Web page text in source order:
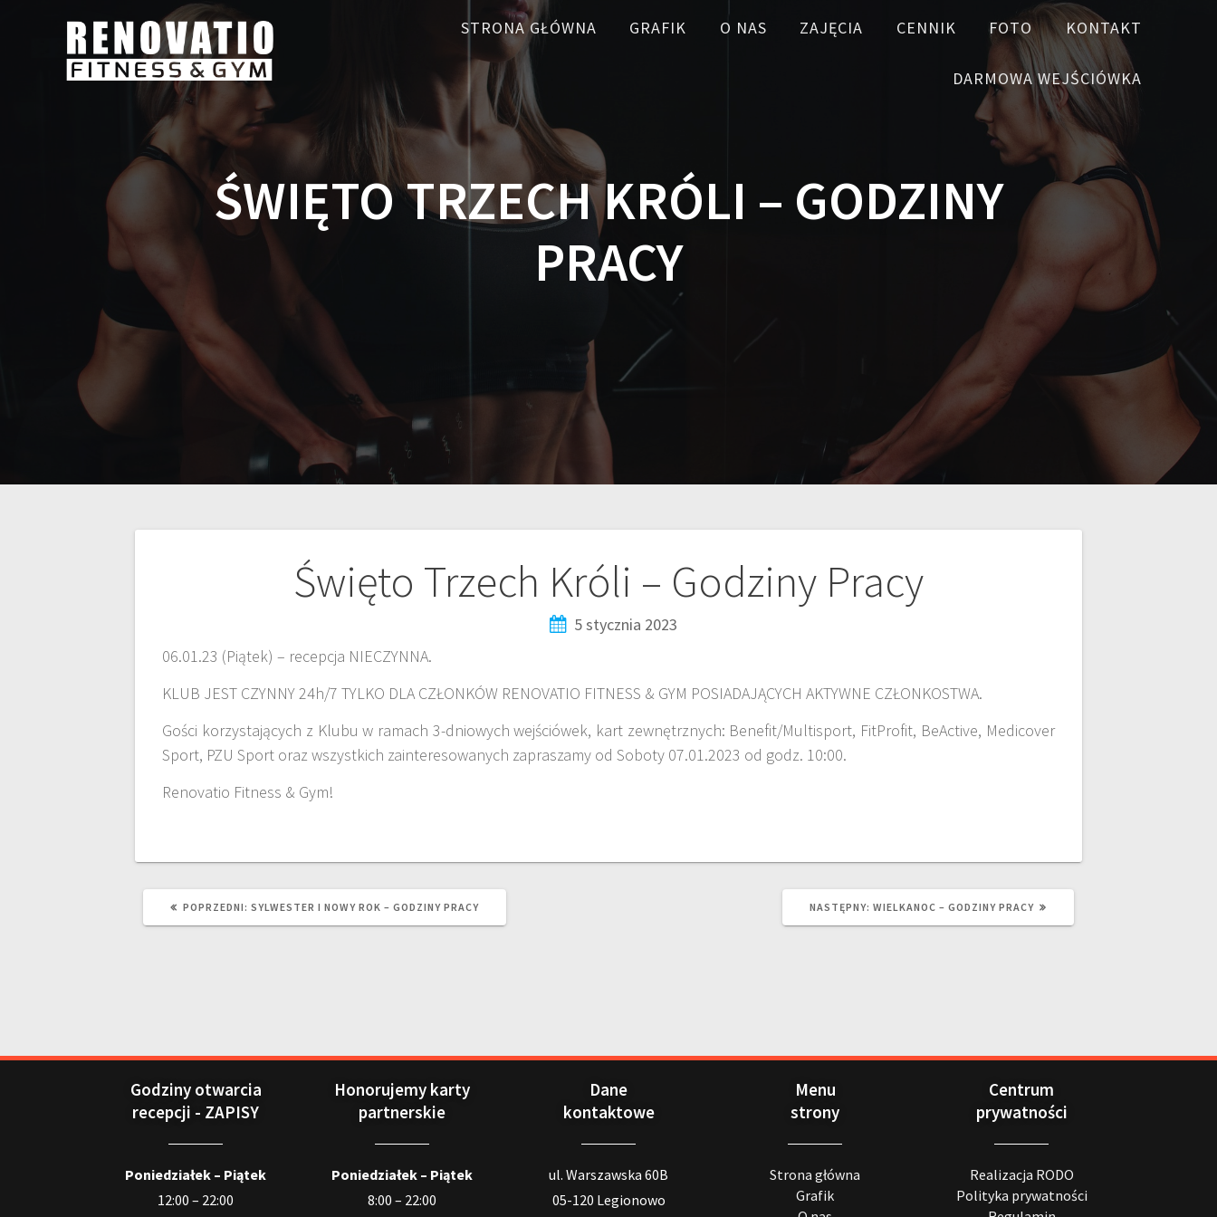
STRONA GŁÓWNA GRAFIK O NAS ZAJĘCIA CENNIK FOTO KONTAKT
DARMOWA WEJŚCIÓWKA
ŚWIĘTO TRZECH KRÓLI – GODZINY
PRACY
Święto Trzech Króli – Godziny Pracy
5 stycznia 2023
06.01.23 (Piątek) – recepcja NIECZYNNA.
KLUB JEST CZYNNY 24h/7 TYLKO DLA CZŁONKÓW RENOVATIO FITNESS & GYM POSIADAJĄCYCH AKTYWNE CZŁONKOSTWA.
Gości korzystających z Klubu w ramach 3-dniowych wejściówek, kart zewnętrznych: Benefit/Multisport, FitProfit, BeActive, Medicover
Sport, PZU Sport oraz wszystkich zainteresowanych zapraszamy od Soboty 07.01.2023 od godz. 10:00.
Renovatio Fitness & Gym!
POPRZEDNI: SYLWESTER I NOWY ROK – GODZINY PRACY NASTĘPNY: WIELKANOC – GODZINY PRACY
Godziny otwarcia
recepcji - ZAPISY
Poniedziałek – Piątek
12:00 – 22:00
Honorujemy karty
partnerskie
Poniedziałek – Piątek
8:00 – 22:00
Dane
kontaktowe
ul. Warszawska 60B
05-120 Legionowo
Menu
strony
Strona główna
Grafik
Centrum
prywatności
Realizacja RODO
Polityka prywatności